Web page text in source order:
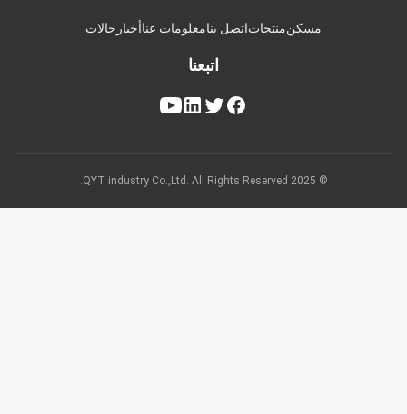
مسكنمنتجاتاتصل بنامعلومات عناأخبارحالات
اتبعنا